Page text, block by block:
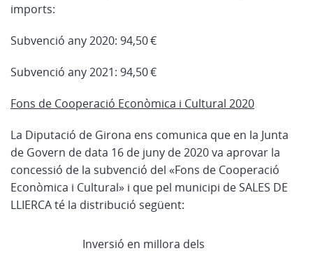
imports:
Subvenció any2020: 94,50 €
Subvenció any2021: 94,50 €
Fons de Cooperació Econòmica i Cultural 2020
La Diputació de Girona ens comunica que en la Junta
de Govern de data 16 de juny de 2020 va aprovar la
concessió de la subvenció del «Fons de Cooperació
Econòmica i Cultural» i que pel municipi de SALES DE
LLIERCA té la distribució següent:
Inversió en millora dels